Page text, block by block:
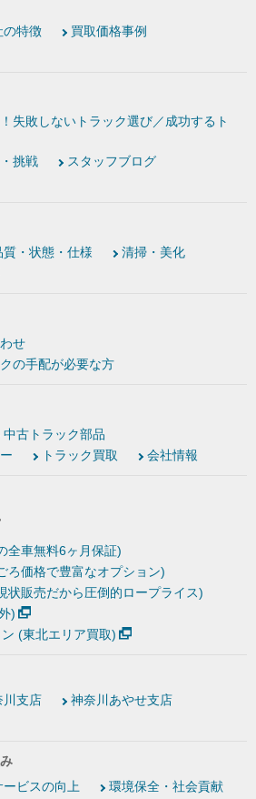
の特徴
買取価格事例
失敗しないトラック選び／成功するト
挑戦
スタッフブログ
質・状態・仕様
清掃・美化
せ
の手配が必要な方
中古トラック部品
トラック買取 会社情報
全車無料6ヶ月保証)
ろ価格で豊富なオプション)
状販売だから圧倒的ロープライス)
)
(東北エリア買取)
川支店
神奈川あやせ支店
ービスの向上 環境保全・社会貢献